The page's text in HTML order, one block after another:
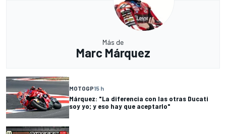
Más de
Marc Márquez
MOTOGP15 h
Márquez: "La diferencia con las otras Ducati
soy yo; y eso hay que aceptarlo"